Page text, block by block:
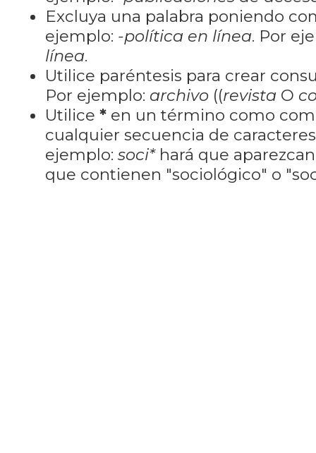
Excluya una palabra poniendo
ejemplo: -política en línea. Por
línea.
Utilice paréntesis para crear
Por ejemplo: archivo ((revista O
Utilice *en un término como
cualquier secuencia de
ejemplo: soci*hará que
que contienen "sociológico" o